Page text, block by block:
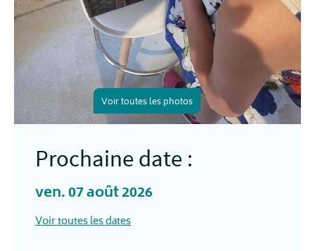
Voir toutes les photos
Prochaine date :
ven. 07 août 2026
Voir toutes les dates